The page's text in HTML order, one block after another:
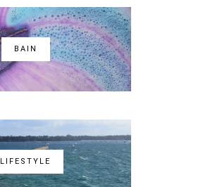
BAIN
LIFESTYLE